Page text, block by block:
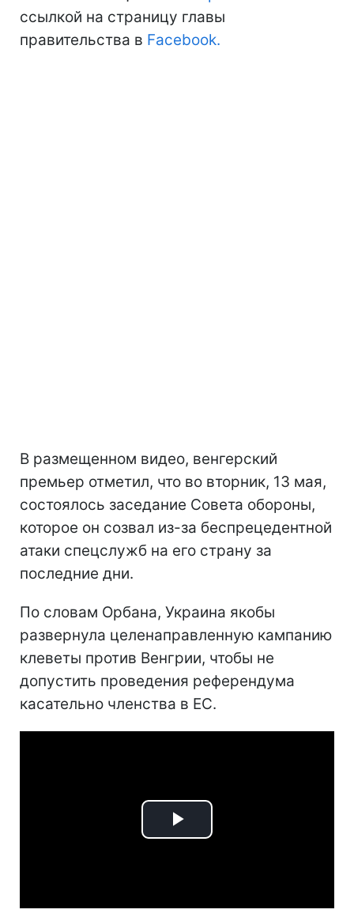
ссылкой на страницу главы
правительства в Facebook.
В размещенном видео, венгерский
премьер отметил, что во вторник, 13 мая,
состоялось заседание Совета обороны,
которое он созвал из-за беспрецедентной
атаки спецслужб на его страну за
последние дни.
По словам Орбана, Украина якобы
развернула целенаправленную кампанию
клеветы против Венгрии, чтобы не
допустить проведения референдума
касательно членства в ЕС.
Play